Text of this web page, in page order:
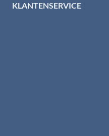
KLANTENSERVICE